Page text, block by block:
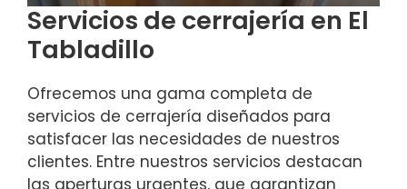
Servicios de cerrajería en El
Tabladillo
Ofrecemos una gama completa de
servicios de cerrajería diseñados para
satisfacer las necesidades de nuestros
clientes. Entre nuestros servicios destacan
las aperturas urgentes, que garantizan